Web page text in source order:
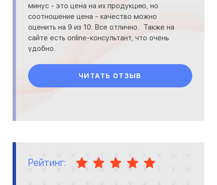
минус - это цена на их продукцию, но
соотношение цена - качество можно
оценить на 9 из 10. Все отлично. Также на
сайте есть online-консультант, что очень
удобно.
ЧИТАТЬ ОТЗЫВ
Рейтинг: